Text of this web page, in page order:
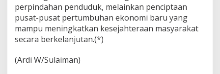
perpindahan penduduk, melainkan penciptaan
pusat-pusat pertumbuhan ekonomi baru yang
mampu meningkatkan kesejahteraan masyarakat
secara berkelanjutan.(*)
(Ardi W/Sulaiman)